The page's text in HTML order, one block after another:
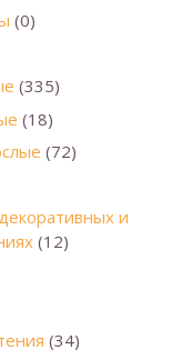
(0)
(335)
(18)
(72)
и
(12)
(34)